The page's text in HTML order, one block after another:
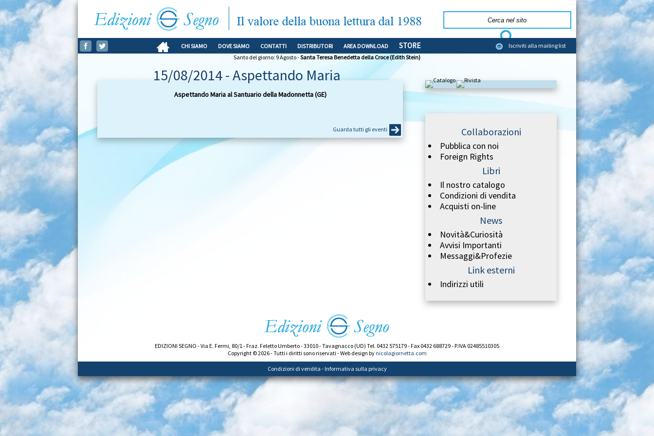
CHI SIAMO DOVE SIAMO CONTATTI DISTRIBUTORI AREA DOWNLOAD STORE
Iscriviti alla mailing list
Santo del giorno: 9 Agosto -Santa Teresa Benedetta della Croce (Edith Stein)
15/08/2014 - Aspettando Maria
Aspettando Maria al Santuario della Madonnetta (GE)
Guarda tutti gli eventi Collaborazioni
Pubblica con noi
Foreign Rights
Libri
Il nostro catalogo
Condizioni di vendita
Acquisti on-line
News
Novità&Curiosità
Avvisi Importanti
Messaggi&Profezie
Link esterni
Indirizzi utili
EDIZIONI SEGNO - Via E. Fermi, 80/1 - Fraz. Feletto Umberto - 33010 - Tavagnacco (UD) Tel. 0432 575179 - Fax 0432 688729 - P.IVA 02485510305
Copyright © 2026 - Tutti i diritti sono riservati - Web design by nicolagiornetta.com
Condizioni di vendita - Informativa sulla privacy